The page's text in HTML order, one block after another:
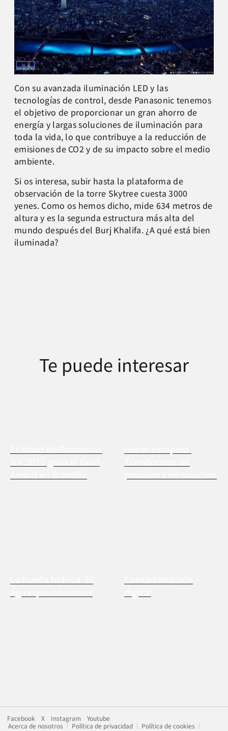
Con su avanzada iluminación LED y las
tecnologías de control, desde Panasonic tenemos
el objetivo de proporcionar un gran ahorro de
energía y largas soluciones de iluminación para
toda la vida, lo que contribuye a la reducción de
emisiones de CO2 y de su impacto sobre el medio
ambiente.
Si os interesa, subir hasta la plataforma de
observación de la torre Skytree cuesta 3000
yenes. Como os hemos dicho, mide 634 metros de
altura y es la segunda estructura más alta del
mundo después del Burj Khalifa. ¿A qué está bien
iluminada?
Te puede interesar
Facebook X Instagram
Youtube
Acerca de nosotros
Política de privacidad
Política de cookies